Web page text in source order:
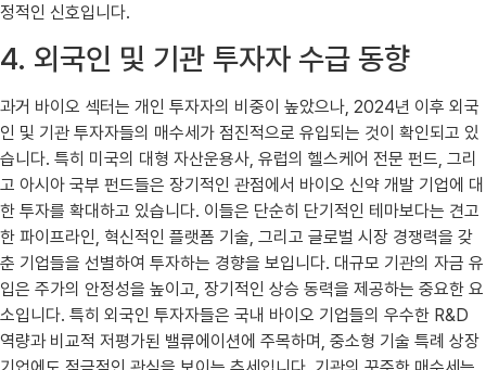
정적인 신호입니다.
4. 외국인 및 기관 투자자 수급 동향
과거 바이오 섹터는 개인 투자자의 비중이 높았으나, 2024년 이후 외국
인 및 기관 투자자들의 매수세가 점진적으로 유입되는 것이 확인되고 있
습니다. 특히 미국의 대형 자산운용사, 유럽의 헬스케어 전문 펀드, 그리
고 아시아 국부 펀드들은 장기적인 관점에서 바이오 신약 개발 기업에 대
한 투자를 확대하고 있습니다. 이들은 단순히 단기적인 테마보다는 견고
한 파이프라인, 혁신적인 플랫폼 기술, 그리고 글로벌 시장 경쟁력을 갖
춘 기업들을 선별하여 투자하는 경향을 보입니다. 대규모 기관의 자금 유
입은 주가의 안정성을 높이고, 장기적인 상승 동력을 제공하는 중요한 요
소입니다. 특히 외국인 투자자들은 국내 바이오 기업들의 우수한 R&D
역량과 비교적 저평가된 밸류에이션에 주목하며, 중소형 기술 특례 상장